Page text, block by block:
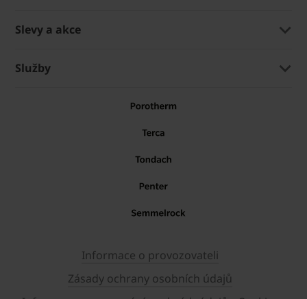
Slevy a akce
Služby
Informace o provozovateli
Zásady ochrany osobních údajů